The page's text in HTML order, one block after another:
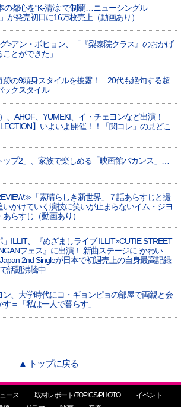
の都心を“K-清涼”で制覇…ニューシングル
」が発売初日に16万枚売上（動画あり）
>アン・ボヒョン、「『梨泰院クラス』のおかげ
とができた」
跡の9頭身スタイルを披露！…20代も絶句する超
ックスタイル
、​AHOF​、YUMEKI、イ・チェヨンなど出演！
】いよいよ開催！！「関コレ」の見どこ
ップ2」、家族で楽しめる「映画館バカンス」…
「素晴らしき新世界」７話あらすじと撮
かけていく演技に笑いが止まらないイム・ジヨ
らすじ（動画あり）
」ILLIT、『めざましライブ ILLIT×CUTIE STREET
フェス』に出演！ 新曲ステージに”かわい
2nd Singleが日本で初週売上の自身最高記録
話題沸騰中
ン、大学時代にコ・ギョンピョの部屋で両親と会
＝「私は一人で暮らす」
▲ トップに戻る
ース 取材レポート/TOPICS/PHOTO
イベント